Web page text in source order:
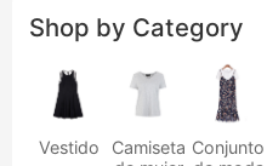
Shop by Category
Vestido
Camiseta Conjunto